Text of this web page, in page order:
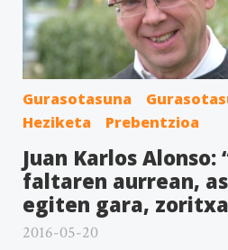
Gurasotasuna
Heziketa
Prebentzioa
Juan Karlos Alonso:
faltaren aurrean,
egiten gara,
2016-05-20